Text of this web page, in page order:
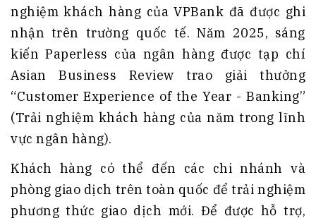
nghiệm khách hàng của VPBank đã được ghi
nhận trên trường quốc tế. Năm 2025, sáng
kiến Paperless của ngân hàng được tạp chí
Asian Business Review trao giải thưởng
“Customer Experience of the Year - Banking”
(Trải nghiệm khách hàng của năm trong lĩnh
vực ngân hàng).
Khách hàng có thể đến các chi nhánh và
phòng giao dịch trên toàn quốc để trải nghiệm
phương thức giao dịch mới. Để được hỗ trợ,